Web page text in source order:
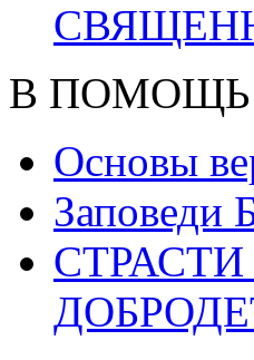
В
Основы
Заповеди